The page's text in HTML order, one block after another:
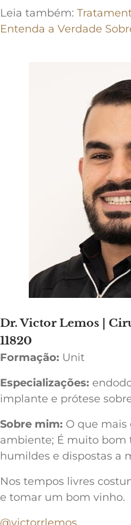
Leia também:
Entenda a Verdade
Dr. Victor Lemos |
11820
Formação: Unit
Especializações:
implante e prótese
Sobre mim: O que mais
ambiente; É muito bom
humildes e dispostas a
Nos tempos livres
e tomar um bom vinho.
@victorrlemos